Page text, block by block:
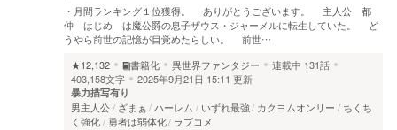
・月間ランキング１位獲得。 ありがとうございます。 主人公 都
仲 はじめ は魔公爵の息子ザウス・ジャーメルに転生していた。 ど
うやら前世の記憶が目覚めたらしい。 前世…
★12,132
書籍化 異世界ファンタジー 連載中 131話
403,158文字
2025年9月21日 15:11 更新
暴力描写有り
男主人公 ざまぁ ハーレム いずれ最強 カクヨムオンリー
ちくち
く強化
勇者は弱体化 ラブコメ